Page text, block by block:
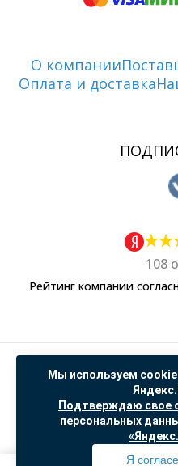
О компании
Оплата и доставка
108
Рейтинг компании
Политика
Согласие на
"© ООО “САНТЕХГИД”, 2026. Все права
офертой, цены и
Доработка и
Мы используем
Подтверждаю свое
персональных
Я